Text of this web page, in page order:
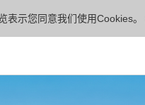
表示您同意我们使用Cookies。